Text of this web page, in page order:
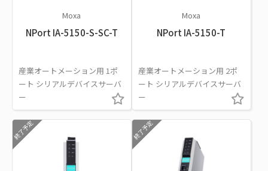
Moxa
NPort IA-5150-S-SC-T
産業オートメーション用 1ポ
ート シリアルデバイスサーバ
ー
Moxa
NPort IA-5150-T
産業オートメーション用 2ポ
ート シリアルデバイスサーバ
ー
終了予定 終了予定